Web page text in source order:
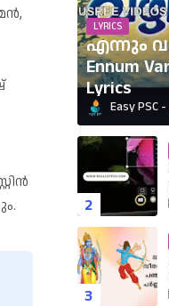
LYRICS
എന്നും
Ennum
Lyrics
Easy PSC